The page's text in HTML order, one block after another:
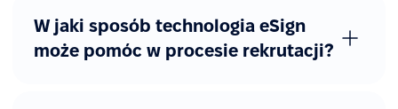
W jaki sposób technologia eSign
może pomóc w procesie rekrutacji?